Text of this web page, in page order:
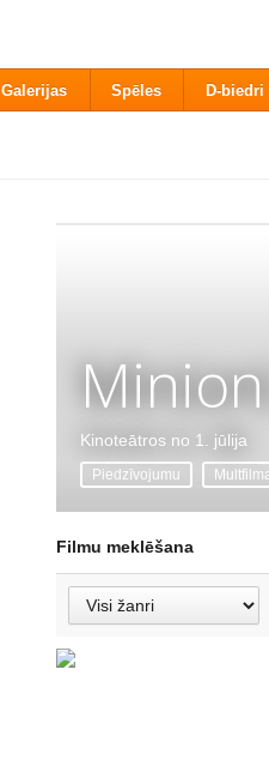
Galerijas Spēles D-biedri
Kinoteātros no 1. jūlija
Piedzīvojumu
Filmu meklēšana